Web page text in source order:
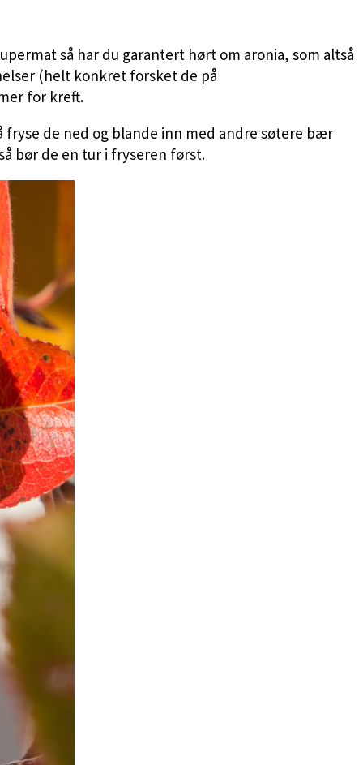
så har du garantert hørt om aronia, som altså
(helt konkret forsket de på
for kreft.
de ned og blande inn med andre søtere bær
bør de en tur i fryseren først.